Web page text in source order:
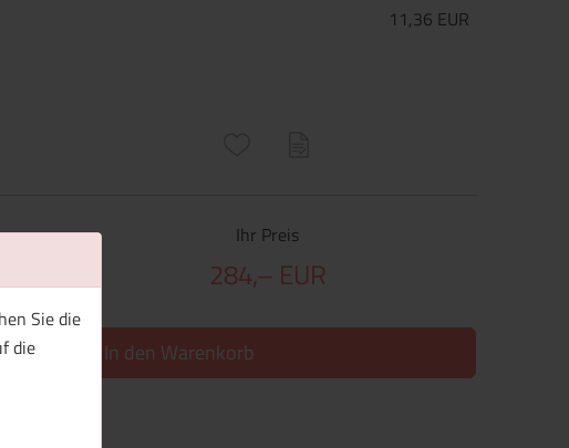
Sie die
die
11,36 EUR
Ihr Preis
284,– EUR
In den Warenkorb